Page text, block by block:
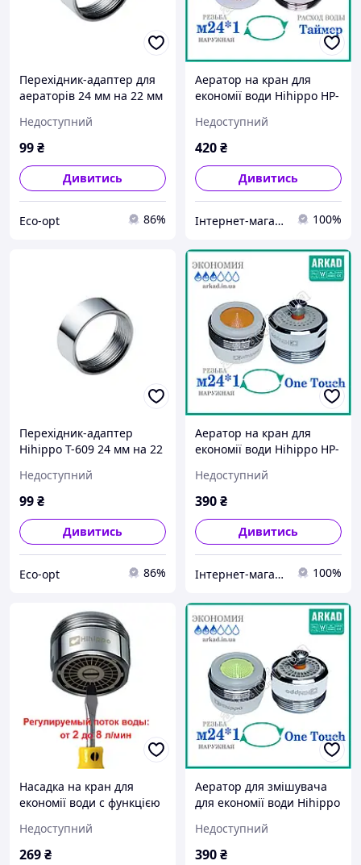
Перехідник-адаптер для
аераторів 24 мм на 22 мм
Недоступний
99₴
Дивитись
Eco-opt 86%
Аератор на кран для
економії води Hihippo HP-
вмикання/вимикання в
один дотик + таймер
Недоступний
420₴
Дивитись
Інтернет-магазин АРКАД - Водозберігаючі технології 100%
Перехідник-адаптер
Hihippo T-609 24 мм на 22
Недоступний
99₴
Дивитись
Eco-opt 86%
Аератор на кран для
економії води Hihippo HP-
увімкнення/вимкнення
один дотик)
Недоступний
390₴
Дивитись
Інтернет-магазин АРКАД - Водозберігаючі технології 100%
Насадка на кран для
економії води c функцією
л/хв) Hihippo HP-1055
Недоступний
269₴
Аератор для змішувача
для економії води Hihippo
увімкнення/вимкнення
один дотик)
Недоступний
390₴